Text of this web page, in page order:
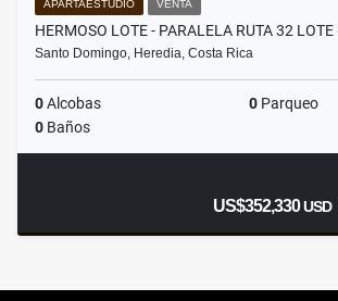
APARTAESTUDIO VENTA
HERMOSO LOTE - PARALELA RUTA 32 LOTE
Santo Domingo, Heredia, Costa Rica
0Alcobas 0 Parqueo
0 Baños
US$352,330USD